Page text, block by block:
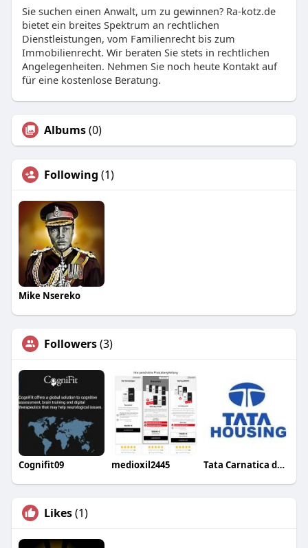
Sie suchen einen Anwalt, um zu gewinnen? Ra-kotz.de
bietet ein breites Spektrum an rechtlichen
Dienstleistungen, vom Familienrecht bis zum
Immobilienrecht. Wir beraten Sie stets in rechtlichen
Angelegenheiten. Nehmen Sie noch heute Kontakt auf
für eine kostenlose Beratung.
Albums(0)
Following (1)
Mike Nsereko
Followers(3)
Cognifit09 medioxil2445 Tata Carnatica devanahalli
Likes(1)